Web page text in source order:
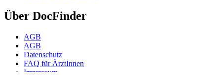
Über DocFinder
AGB
AGB
Datenschutz
FAQ für ÄrztInnen
Impressum